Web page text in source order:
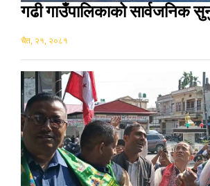
गढी गाउँपालिकाको सार्वजनिक
चैत, २१, २०८१